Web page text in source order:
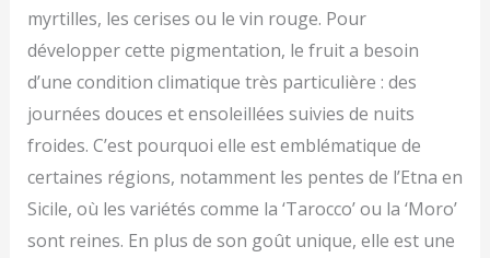
myrtilles, les cerises ou le vin rouge. Pour
développer cette pigmentation, le fruit a besoin
d’une condition climatique très particulière : des
journées douces et ensoleillées suivies de nuits
froides. C’est pourquoi elle est emblématique de
certaines régions, notamment les pentes de l’Etna en
Sicile, où les variétés comme la ‘Tarocco’ ou la ‘Moro’
sont reines. En plus de son goût unique, elle est une